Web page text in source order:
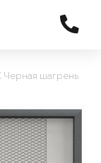
Черная шагрень